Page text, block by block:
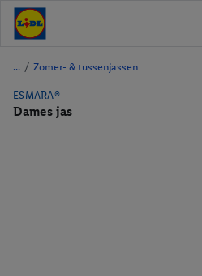
/ Zomer- & tussenjassen
ESMARA®
Dames jas